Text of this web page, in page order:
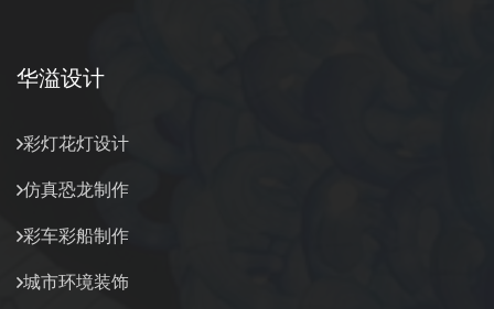
华溢设计
彩灯花灯设计
仿真恐龙制作
彩车彩船制作
城市环境装饰